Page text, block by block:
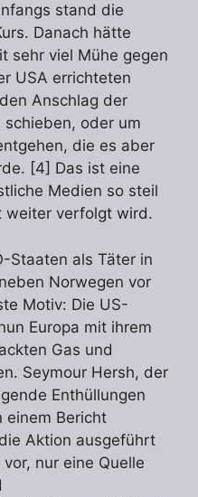
stand die
Danach hätte
sehr viel Mühe gegen
USA errichteten
Anschlag der
schieben, oder um
die es aber
[4] Das ist eine
Medien so steil
weiter verfolgt wird.
Staaten als Täter in
Norwegen vor
Motiv: Die US-
Europa mit ihrem
Gas und
Seymour Hersh, der
Enthüllungen
einem Bericht
Aktion ausgeführt
nur eine Quelle